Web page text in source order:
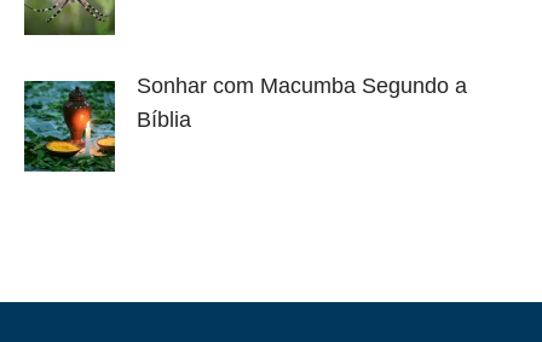
Sonhar com Macumba Segundo a
Bíblia